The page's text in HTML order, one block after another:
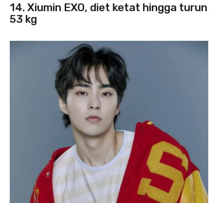
14. Xiumin EXO, diet ketat hingga turun
53 kg